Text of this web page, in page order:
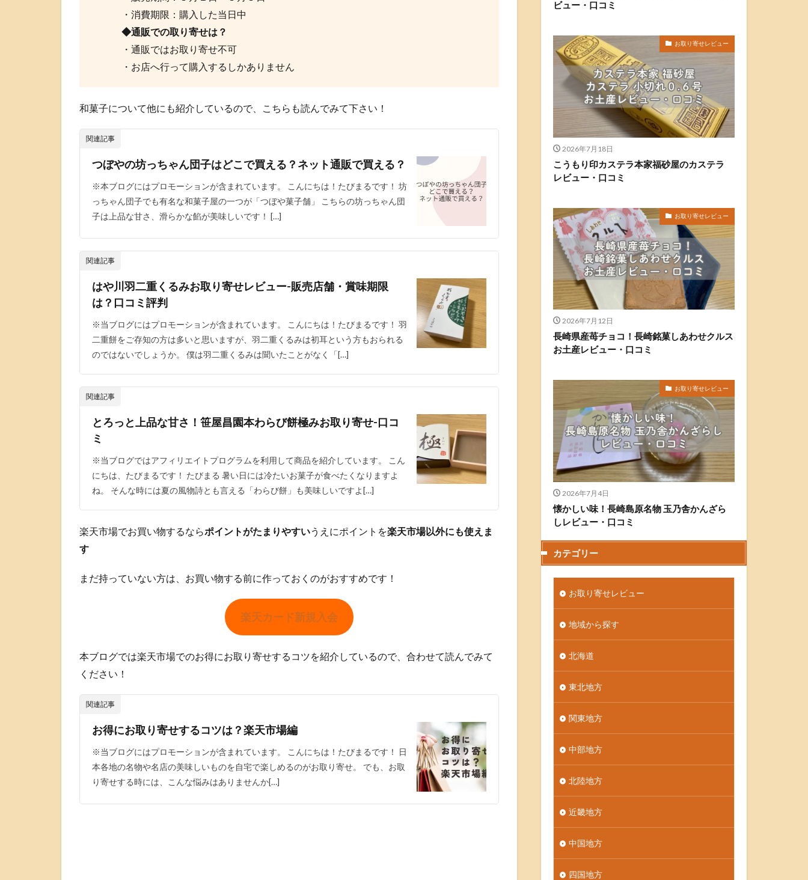
・消費期限：購入した当日中
◆通販での取り寄せは？
・通販ではお取り寄せ不可
・お店へ行って購入するしかありません
和菓子について他にも紹介しているので、こちらも読んでみて下さい！
関連記事
つぼやの坊っちゃん団子はどこで買える？ネット通販で買える？
※本ブログにはプロモーションが含まれています。 こんにちは！たびまるです！ 坊
っちゃん団子でも有名な和菓子屋の一つが「つぼや菓子舗」 こちらの坊っちゃん団
子は上品な甘さ、滑らかな餡が美味しいです！ […]
関連記事
はや川羽二重くるみお取り寄せレビュー-販売店舗・賞味期限
は？口コミ評判
※当ブログにはプロモーションが含まれています。 こんにちは！たびまるです！ 羽
二重餅をご存知の方は多いと思いますが、羽二重くるみは初耳という方もおられる
のではないでしょうか。 僕は羽二重くるみは聞いたことがなく「[…]
関連記事
とろっと上品な甘さ！笹屋昌園本わらび餅極みお取り寄せ-口コ
ミ
※当ブログではアフィリエイトプログラムを利用して商品を紹介しています。 こん
にちは、たびまるです！ たびまる 暑い日には冷たいお菓子が食べたくなりますよ
ね。 そんな時には夏の風物詩とも言える「わらび餅」も美味しいですよ[…]
楽天市場でお買い物するならポイントがたまりやすいうえにポイントを楽天市場以外にも使えま
す
まだ持っていない方は、お買い物する前に作っておくのがおすすめです！
楽天カード新規入会
本ブログでは楽天市場でのお得にお取り寄せするコツを紹介しているので、合わせて読んでみて
ください！
関連記事
お得にお取り寄せするコツは？楽天市場編
※当ブログにはプロモーションが含まれています。 こんにちは！たびまるです！ 日
本各地の名物や名店の美味しいものを自宅で楽しめるのがお取り寄せ。 でも、お取
り寄せする時には、こんな悩みはありませんか[…]
ビュー・口コミ
お取り寄せレビュー
2026年7月18日
こうもり印カステラ本家福砂屋のカステラ
レビュー・口コミ
お取り寄せレビュー
2026年7月12日
長崎県産苺チョコ！長崎銘菓しあわせクルス
お土産レビュー・口コミ
お取り寄せレビュー
2026年7月4日
懐かしい味！長崎島原名物 玉乃舎かんざら
しレビュー・口コミ
カテゴリー
お取り寄せレビュー
地域から探す
北海道
東北地方
関東地方
中部地方
北陸地方
近畿地方
中国地方
四国地方